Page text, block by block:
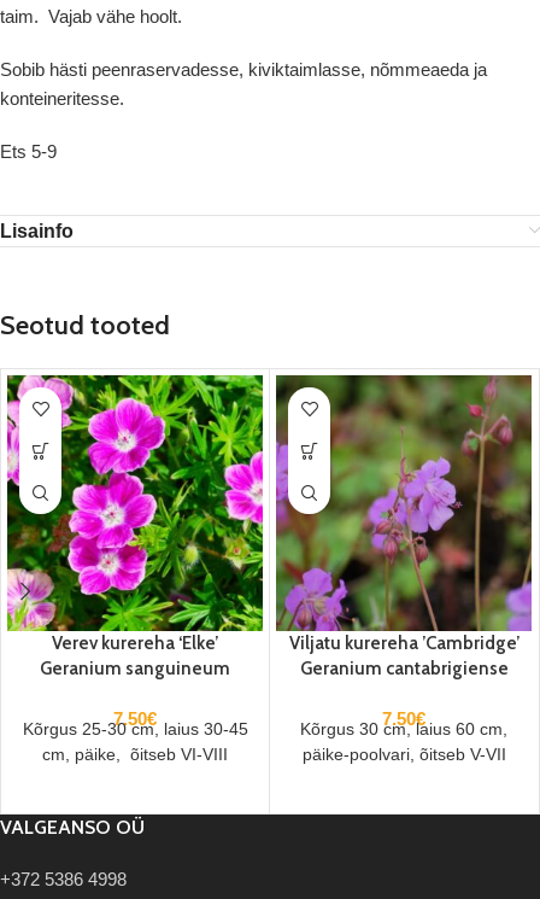
taim. Vajab vähe hoolt.
Sobib hästi peenraservadesse, kiviktaimlasse, nõmmeaeda ja
konteineritesse.
Ets 5-9
Lisainfo
Seotud tooted
Verev kurereha ‘Elke’
Geranium sanguineum
7.50€
Kõrgus 25-30 cm, laius 30-45
cm, päike, õitseb VI-VIII
Viljatu kurereha ’Cambridge’
Geranium cantabrigiense
7.50€
Kõrgus 30 cm, laius 60 cm,
päike-poolvari, õitseb V-VII
VALGEANSO OÜ
+372 5386 4998